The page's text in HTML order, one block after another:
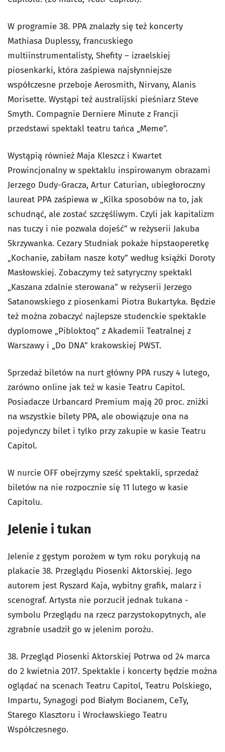
W programie 38. PPA znalazły się też koncerty
Mathiasa Duplessy, francuskiego
multiinstrumentalisty, Shefity – izraelskiej
piosenkarki, która zaśpiewa najsłynniejsze
współczesne przeboje Aerosmith, Nirvany, Alanis
Morisette. Wystąpi też australijski pieśniarz Steve
Smyth. Compagnie Derniere Minute z Francji
przedstawi spektakl teatru tańca „Meme”.
Wystąpią również Maja Kleszcz i Kwartet
Prowincjonalny w spektaklu inspirowanym obrazami
Jerzego Dudy-Gracza, Artur Caturian, ubiegłoroczny
laureat PPA zaśpiewa w „Kilka sposobów na to, jak
schudnąć, ale zostać szczęśliwym. Czyli jak kapitalizm
nas tuczy i nie pozwala dojeść” w reżyserii Jakuba
Skrzywanka. Cezary Studniak pokaże hipstaoperetkę
„Kochanie, zabiłam nasze koty” według książki Doroty
Masłowskiej. Zobaczymy też satyryczny spektakl
„Kaszana zdalnie sterowana” w reżyserii Jerzego
Satanowskiego z piosenkami Piotra Bukartyka. Będzie
też można zobaczyć najlepsze studenckie spektakle
dyplomowe „Pibloktoq” z Akademii Teatralnej z
Warszawy i „Do DNA” krakowskiej PWST.
Sprzedaż biletów na nurt główny PPA ruszy 4 lutego,
zarówno online jak też w kasie Teatru Capitol.
Posiadacze Urbancard Premium mają 20 proc. zniżki
na wszystkie bilety PPA, ale obowiązuje ona na
pojedynczy bilet i tylko przy zakupie w kasie Teatru
Capitol.
W nurcie OFF obejrzymy sześć spektakli, sprzedaż
biletów na nie rozpocznie się 11 lutego w kasie
Capitolu.
Jelenie i tukan
Jelenie z gęstym porożem w tym roku porykują na
plakacie 38. Przeglądu Piosenki Aktorskiej. Jego
autorem jest Ryszard Kaja, wybitny grafik, malarz i
scenograf. Artysta nie porzucił jednak tukana -
symbolu Przeglądu na rzecz parzystokopytnych, ale
zgrabnie usadził go w jelenim porożu.
38. Przegląd Piosenki Aktorskiej Potrwa od 24 marca
do 2 kwietnia 2017. Spektakle i koncerty będzie można
oglądać na scenach Teatru Capitol, Teatru Polskiego,
Impartu, Synagogi pod Białym Bocianem, CeTy,
Starego Klasztoru i Wrocławskiego Teatru
Współczesnego.